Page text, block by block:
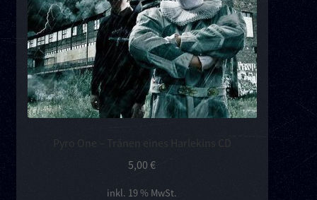
Pyro One – Tränen eines Harlekins CD
5,00€
inkl. 19 % MwSt.